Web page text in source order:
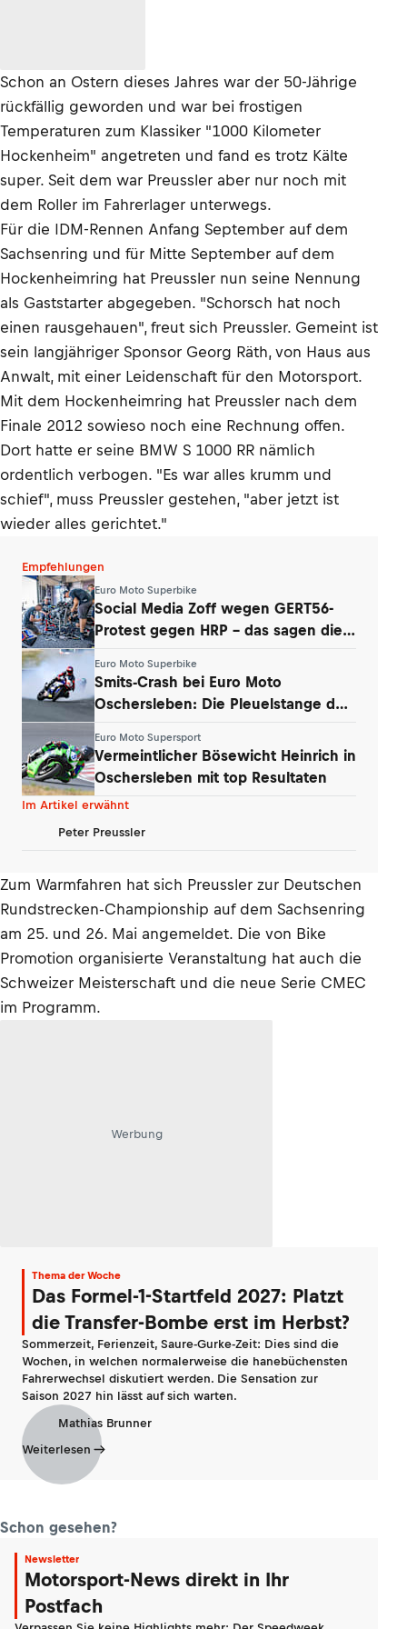
Schon an Ostern dieses Jahres war der 50-Jährige
rückfällig geworden und war bei frostigen
Temperaturen zum Klassiker "1000 Kilometer
Hockenheim" angetreten und fand es trotz Kälte
super. Seit dem war Preussler aber nur noch mit
dem Roller im Fahrerlager unterwegs.
Für die IDM-Rennen Anfang September auf dem
Sachsenring und für Mitte September auf dem
Hockenheimring hat Preussler nun seine Nennung
als Gaststarter abgegeben. "Schorsch hat noch
einen rausgehauen", freut sich Preussler. Gemeint ist
sein langjähriger Sponsor Georg Räth, von Haus aus
Anwalt, mit einer Leidenschaft für den Motorsport.
Mit dem Hockenheimring hat Preussler nach dem
Finale 2012 sowieso noch eine Rechnung offen.
Dort hatte er seine BMW S 1000 RR nämlich
ordentlich verbogen. "Es war alles krumm und
schief", muss Preussler gestehen, "aber jetzt ist
wieder alles gerichtet."
Empfehlungen
Euro Moto Superbike
Social Media Zoff wegen GERT56-
Protest gegen HRP – das sagen die
Euro Moto Superbike
Smits-Crash bei Euro Moto
Oschersleben: Die Pleuelstange der
Euro Moto Supersport
Vermeintlicher Bösewicht Heinrich in
Oschersleben mit top Resultaten
Im Artikel erwähnt
Peter Preussler
Zum Warmfahren hat sich Preussler zur Deutschen
Rundstrecken-Championship auf dem Sachsenring
am 25. und 26. Mai angemeldet. Die von Bike
Promotion organisierte Veranstaltung hat auch die
Schweizer Meisterschaft und die neue Serie CMEC
im Programm.
Werbung
Thema der Woche
Das Formel-1-Startfeld 2027: Platzt
die Transfer-Bombe erst im Herbst?
Sommerzeit, Ferienzeit, Saure-Gurke-Zeit: Dies sind die
Wochen, in welchen normalerweise die hanebüchensten
Fahrerwechsel diskutiert werden. Die Sensation zur
Saison 2027 hin lässt auf sich warten.
Mathias Brunner
Weiterlesen
Schon gesehen?
Newsletter
Motorsport-News direkt in Ihr
Postfach